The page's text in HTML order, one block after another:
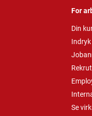
For
Din
Se